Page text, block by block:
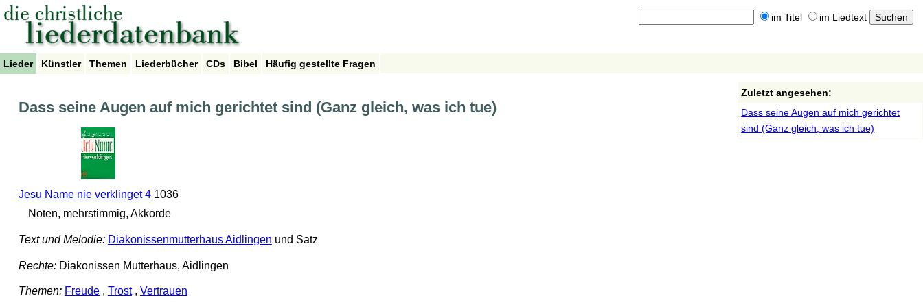
im Titel im Liedtext
Lieder Künstler Themen Liederbücher CDs Bibel Häufig gestellte Fragen
Dass seine Augen auf mich gerichtet sind (Ganz gleich, was ich tue)
Jesu Name nie verklinget 41036
Noten, mehrstimmig, Akkorde
Text und Melodie: Diakonissenmutterhaus Aidlingen und Satz
Rechte:Diakonissen Mutterhaus, Aidlingen
Themen: Freude, Trost, Vertrauen
Zuletzt angesehen:
Dass seine Augen auf mich gerichtet
sind (Ganz gleich, was ich tue)